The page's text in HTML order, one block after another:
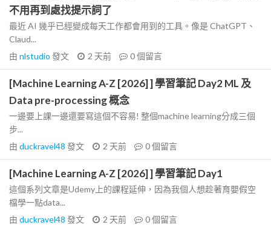
不用再到處找提示詞了
最近 AI 幾乎已經變成每天工作都會用到的工具。像是 ChatGPT、
Claud...
由 nlstudio 發文 2 天前 0個留言
[Machine Learning A-Z [2026] ] 學習筆記 Day2 ML 及
Data pre-processing 概念
一邊要上課一邊還要寫這個不容易! 整個machine learning分成三個
步...
由 duckravel48 發文 2 天前 0個留言
[Machine Learning A-Z [2026] ] 學習筆記 Day1
這個系列文章是Udemy上的課程延伸，因為我個人想趁著育嬰假空
檔學一點data...
由 duckravel48 發文 2 天前 0個留言